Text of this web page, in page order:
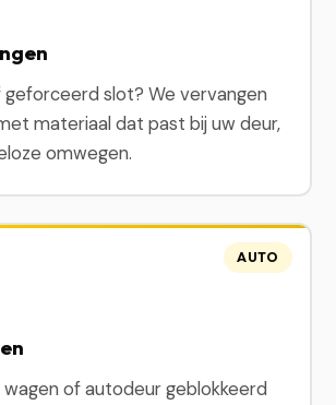
slot? We vervangen
materiaal dat past bij uw deur,
omwegen.
wagen of autodeur geblokkeerd
AUTO